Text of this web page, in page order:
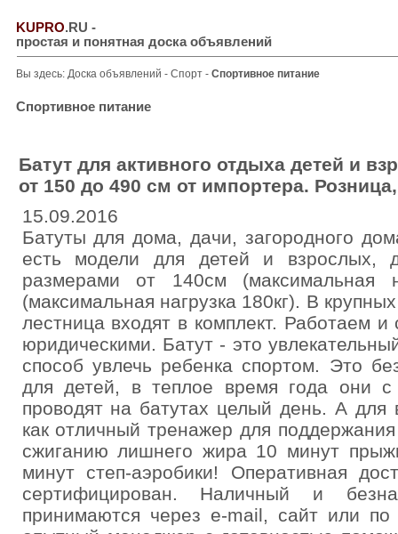
KUPRO.RU -
простая и понятная доска объявлений
Вы здесь: Доска объявлений - Спорт - Спортивное питание
Спортивное питание
Батут для активного отдыха детей и
от 150 до 490 см от импортера.
15.09.2016
Батуты для дома, дачи, загородного
есть модели для детей и взрослых,
размерами от 140см (максимальная
(максимальная нагрузка 180кг). В
лестница входят в комплект. Работаем
юридическими. Батут - это
способ увлечь ребенка спортом. Это
для детей, в теплое время года они с
проводят на батутах целый день. А для
как отличный тренажер для
сжиганию лишнего жира 10 минут
минут степ-аэробики! Оперативная
сертифицирован. Наличный и
принимаются через e-mail, сайт или по